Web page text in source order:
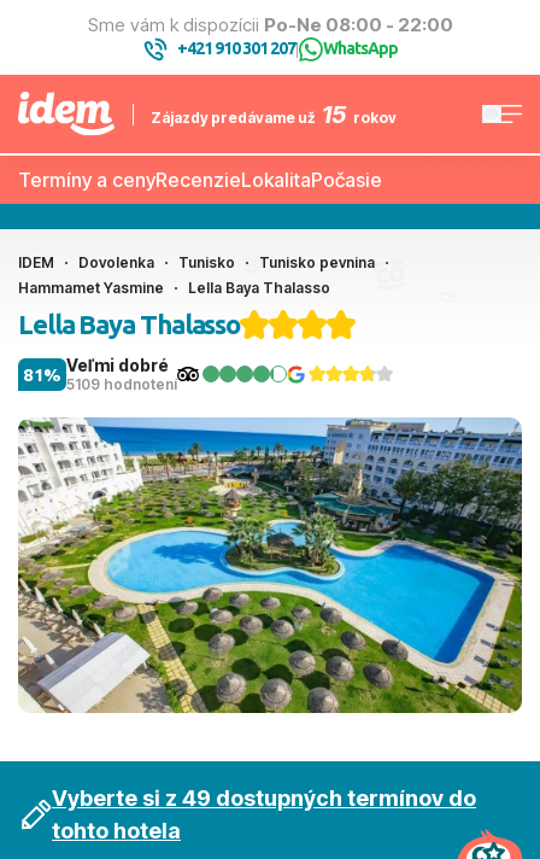
Sme vám k dispozícii Po-Ne 08:00 - 22:00
+421 910 301 207| WhatsApp
Zájazdy predávame už 15 rokov
Termíny a cenyRecenzieLokalitaPočasie
IDEM Dovolenka Tunisko
Tunisko pevnina
Hammamet Yasmine
Lella Baya Thalasso
Lella Baya Thalasso
Veľmi dobré
5109 hodnotení
81%
Vyberte si z 49 dostupných termínov do
tohto hotela